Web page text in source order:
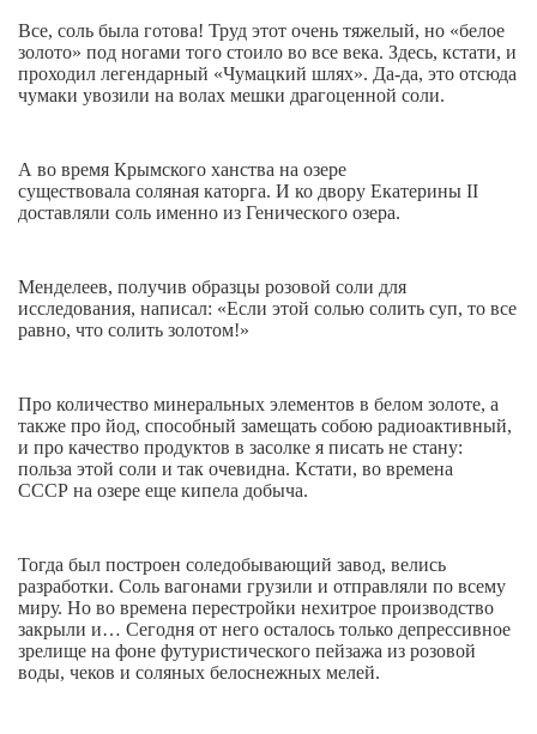
Все, соль была готова! Труд этот очень тяжелый, но «белое
золото» под ногами того стоило во все века. Здесь, кстати, и
проходил легендарный «Чумацкий шлях». Да-да, это отсюда
чумаки увозили на волах мешки драгоценной соли.
А во время Крымского ханства на озере
существовала соляная каторга. И ко двору Екатерины ІІ
доставляли соль именно из Генического озера.
Менделеев, получив образцы розовой соли для
исследования, написал: «Если этой солью солить суп, то все
равно, что солить золотом!»
Про количество минеральных элементов в белом золоте, а
также про йод, способный замещать собою радиоактивный,
и про качество продуктов в засолке я писать не стану:
польза этой соли и так очевидна. Кстати, во времена
СССР на озере еще кипела добыча.
Тогда был построен соледобывающий завод, велись
разработки. Соль вагонами грузили и отправляли по всему
миру. Но во времена перестройки нехитрое производство
закрыли и… Сегодня от него осталось только депрессивное
зрелище на фоне футуристического пейзажа из розовой
воды, чеков и соляных белоснежных мелей.